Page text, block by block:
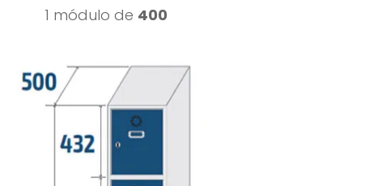
1 módulo de 400